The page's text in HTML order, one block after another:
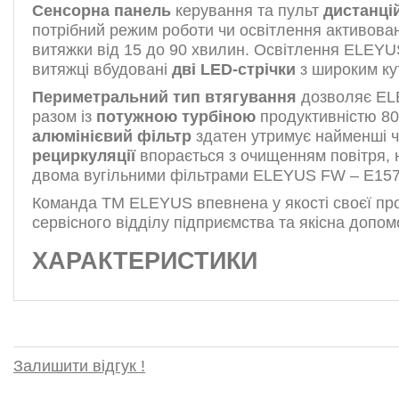
Сенсорна панель керування та пульт
потрібний режим роботи чи освітлення
витяжки від 15 до 90 хвилин. Освітлення
витяжці вбудовані дві LED-стрічки з широким
Периметральний тип втягування дозволяє
разом із потужною турбіною продуктивністю
алюмінієвий фільтр здатен утримує найменші
рециркуляціївпорається з очищенням повітря,
двома вугільними фільтрами ELEYUS FW –
Команда TM ELEYUS впевнена у якості своєї
сервісного відділу підприємства та якісна
ХАРАКТЕРИСТИКИ
Залишити відгук !